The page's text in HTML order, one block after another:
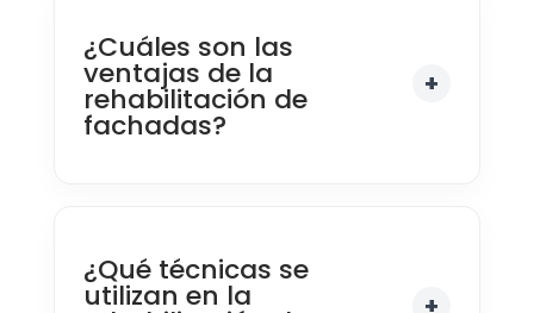
¿Cuáles son las
ventajas de la
rehabilitación de
fachadas?
¿Qué técnicas se
utilizan en la